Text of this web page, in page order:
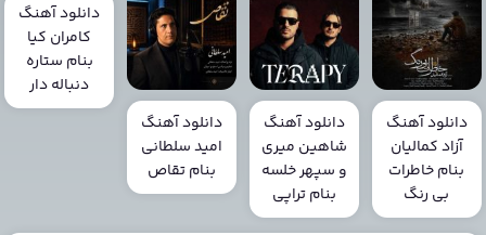
دانلود آهنگ
آزاد کمالیان
بنام خاطرات
بی رنگ
دانلود آهنگ
شاهین میری
و سپهر خلسه
بنام تراپی
دانلود آهنگ
امید سلطانی
بنام تقاص
دانلود آهنگ
کامران کیا
بنام ستاره
دنباله دار